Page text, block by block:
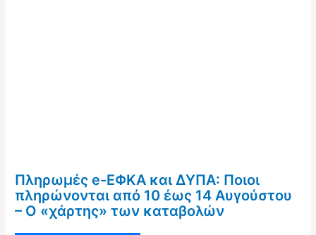
Πληρωμές e-ΕΦΚΑ και ΔΥΠΑ: Ποιοι
πληρώνονται από 10 έως 14 Αυγούστου
– Ο «χάρτης» των καταβολών